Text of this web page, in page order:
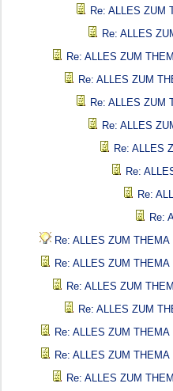
Re: ALLES ZUM
Re: ALLES
Re: ALLES ZUM
Re: ALLES ZUM
Re: ALLES ZUM
Re: ALLES
Re: ALLES
Re:
Re:
Re:
Re: ALLES ZUM THEMA
Re: ALLES ZUM THEMA
Re: ALLES ZUM
Re: ALLES ZUM
Re: ALLES ZUM THEMA
Re: ALLES ZUM THEMA
Re: ALLES ZUM